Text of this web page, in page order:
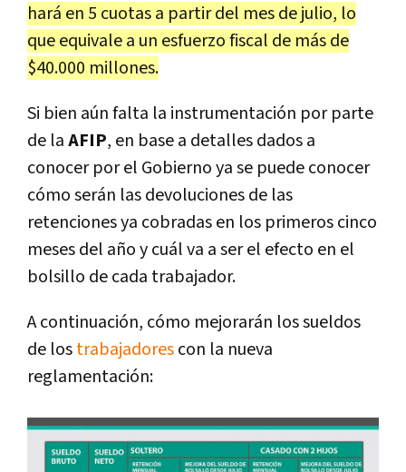
hará en 5 cuotas a partir del mes de julio, lo
que equivale a un esfuerzo fiscal de más de
$40.000 millones.
Si bien aún falta la instrumentación por parte
de laAFIP, en base a detalles dados a
conocer por el Gobierno ya se puede conocer
cómo serán las devoluciones de las
retenciones ya cobradas en los primeros cinco
meses del año y cuál va a ser el efecto en el
bolsillo de cada trabajador.
A continuación, cómo mejorarán los sueldos
de lostrabajadorescon la nueva
reglamentación: